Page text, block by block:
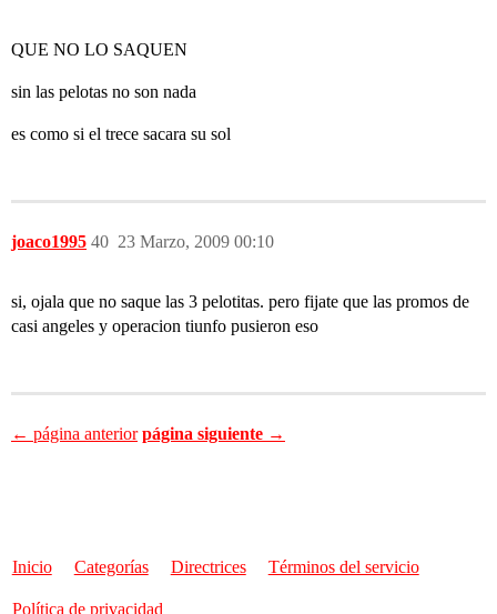
QUE NO LO SAQUEN
sin las pelotas no son nada
es como si el trece sacara su sol
joaco1995 23 Marzo, 2009 00:10
40
si, ojala que no saque las 3 pelotitas. pero fijate que las promos de
casi angeles y operacion tiunfo pusieron eso
← página anterior página siguiente →
Inicio Categorías Directrices Términos del servicio
Política de privacidad